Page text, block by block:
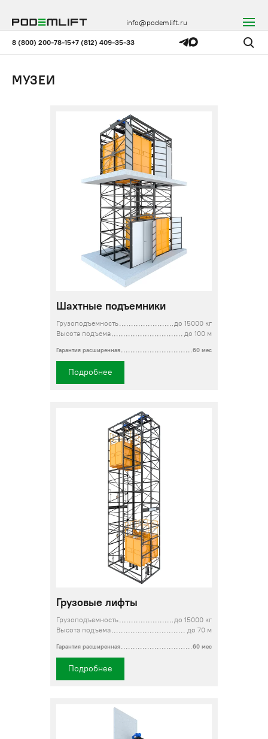
8 (800) 200-78-15+7 (812) 409-35-33
info@podemlift.ru
МУЗЕИ
Шахтные подъемники
Грузоподъемность
до 15000 кг
Высота подъема
до 100 м
Гарантия расширенная 60 мес
Подробнее
Грузовые лифты
Грузоподъемность
до 15000 кг
Высота подъема
до 70 м
Гарантия расширенная 60 мес
Подробнее